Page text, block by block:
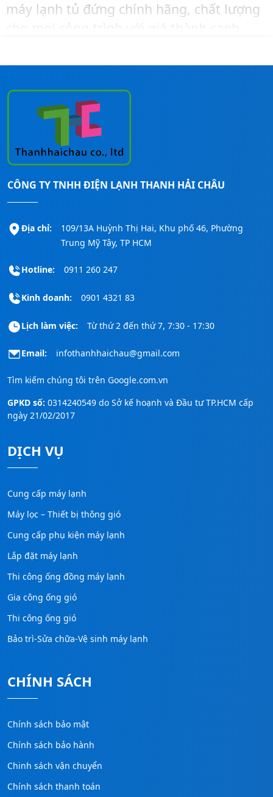
máy lạnh tủ đứng chính hãng, chất lượng
khác:https://thanhhaichau.com/may-
lanh/dieu-hoa-daikin
CÔNG TY TNHH ĐIỆN LẠNH THANH HẢI CHÂU
Địa chỉ:
109/13A Huỳnh Thị Hai, Khu phố 46, Phường
Trung Mỹ Tây, TP HCM
Hotline: 0911 260 247
Kinh doanh: 0901 4321 83
Lịch làm việc: Từ thứ 2 đến thứ 7, 7:30 - 17:30
Email: infothanhhaichau@gmail.com
Tìm kiếm chúng tôi trên Google.com.vn
GPKD số: 0314240549 do Sở kế hoạnh và Đầu tư TP.HCM cấp
ngày 21/02/2017
DỊCH VỤ
Cung cấp máy lạnh
Máy lọc – Thiết bị thông gió
Cung cấp phụ kiện máy lạnh
Lắp đặt máy lạnh
Thi công ống đồng máy lạnh
Gia công ống gió
Thi công ống gió
Bảo trì-Sửa chữa-Vệ sinh máy lạnh
CHÍNH SÁCH
Chính sách bảo mật
Chính sách bảo hành
Chinh sách vận chuyển
Chính sách thanh toán